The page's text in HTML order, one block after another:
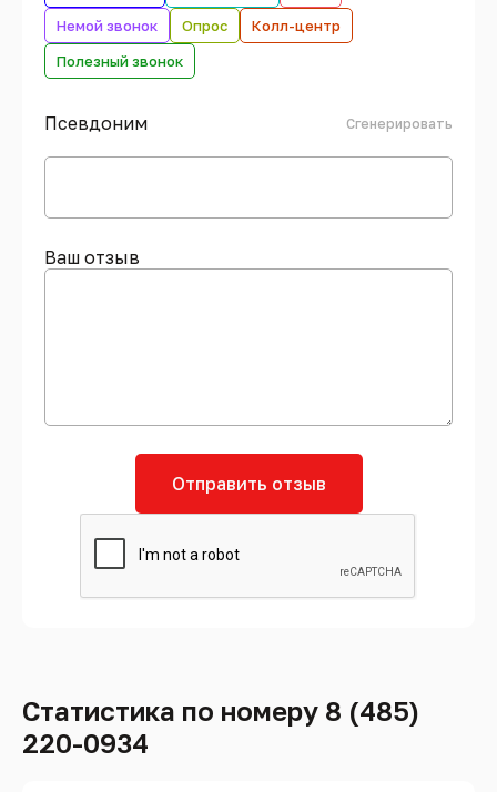
Немой звонок
Опрос
Колл-центр
Полезный звонок
Псевдоним Сгенерировать
Ваш отзыв
Отправить отзыв
Статистика по номеру 8 (485)
220-0934